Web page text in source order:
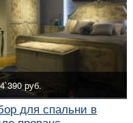
руб.
для спальни в